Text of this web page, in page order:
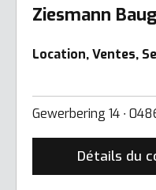
Ziesmann
Location, Ventes,
Gewerbering 14 ∙
Détails du